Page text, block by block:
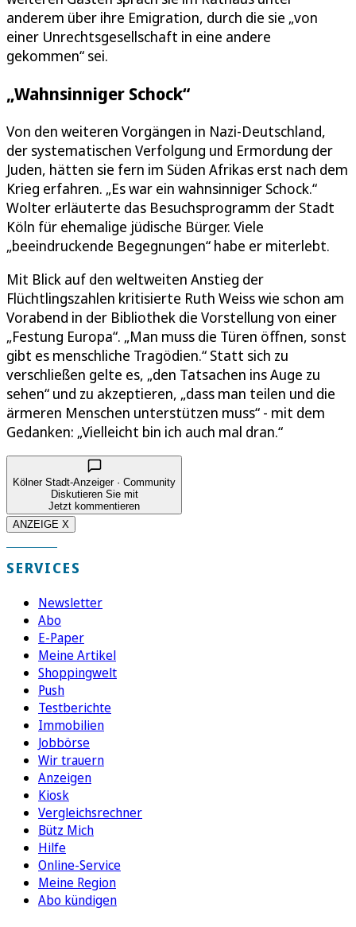
anderem über ihre Emigration, durch die sie „von
einer Unrechtsgesellschaft in eine andere
gekommen“ sei.
„Wahnsinniger Schock“
Von den weiteren Vorgängen in Nazi-Deutschland,
der systematischen Verfolgung und Ermordung der
Juden, hätten sie fern im Süden Afrikas erst nach dem
Krieg erfahren. „Es war ein wahnsinniger Schock.“
Wolter erläuterte das Besuchsprogramm der Stadt
Köln für ehemalige jüdische Bürger. Viele
„beeindruckende Begegnungen“ habe er miterlebt.
Mit Blick auf den weltweiten Anstieg der
Flüchtlingszahlen kritisierte Ruth Weiss wie schon am
Vorabend in der Bibliothek die Vorstellung von einer
„Festung Europa“. „Man muss die Türen öffnen, sonst
gibt es menschliche Tragödien.“ Statt sich zu
verschließen gelte es, „den Tatsachen ins Auge zu
sehen“ und zu akzeptieren, „dass man teilen und die
ärmeren Menschen unterstützen muss“ - mit dem
Gedanken: „Vielleicht bin ich auch mal dran.“
Kölner Stadt-Anzeiger · Community
Diskutieren Sie mit
Jetzt kommentieren
ANZEIGE X
SERVICES
Newsletter
Abo
E-Paper
Meine Artikel
Shoppingwelt
Push
Testberichte
Immobilien
Jobbörse
Wir trauern
Anzeigen
Kiosk
Vergleichsrechner
Bütz Mich
Hilfe
Online-Service
Meine Region
Abo kündigen